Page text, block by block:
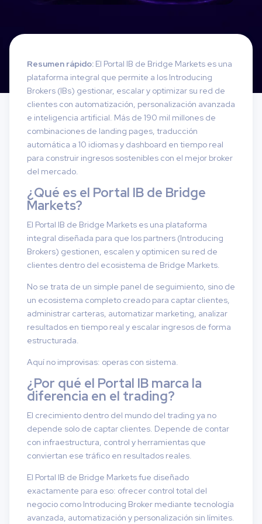
Resumen rápido:El Portal IB de Bridge Markets es una
plataforma integral que permite a los Introducing
Brokers (IBs) gestionar, escalar y optimizar su red de
clientes con automatización, personalización avanzada
e inteligencia artificial. Más de 190 mil millones de
combinaciones de landing pages, traducción
automática a 10 idiomas y dashboard en tiempo real
para construir ingresos sostenibles con el mejor broker
del mercado.
¿Qué es el Portal IB de Bridge
Markets?
El Portal IB de Bridge Markets es una plataforma
integral diseñada para que los partners (Introducing
Brokers) gestionen, escalen y optimicen su red de
clientes dentro del ecosistema de Bridge Markets.
No se trata de un simple panel de seguimiento, sino de
un ecosistema completo creado para captar clientes,
administrar carteras, automatizar marketing, analizar
resultados en tiempo real y escalar ingresos de forma
estructurada.
Aquí no improvisas: operas con sistema.
¿Por qué el Portal IB marca la
diferencia en el trading?
El crecimiento dentro del mundo del trading ya no
depende solo de captar clientes. Depende de contar
con infraestructura, control y herramientas que
conviertan ese tráfico en resultados reales.
El Portal IB de Bridge Markets fue diseñado
exactamente para eso: ofrecer control total del
negocio como Introducing Broker mediante tecnología
avanzada, automatización y personalización sin límites.